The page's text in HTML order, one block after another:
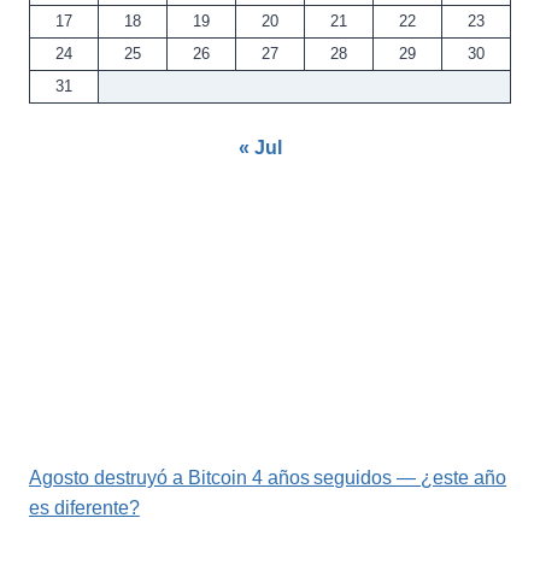
17 18 19 20 21 22
23
24
25 26 27 28 29
30
31
« Jul
Agosto destruyó a Bitcoin 4 años seguidos — ¿este año
es diferente?